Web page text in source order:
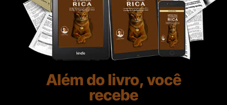
Além do livro, você
recebe